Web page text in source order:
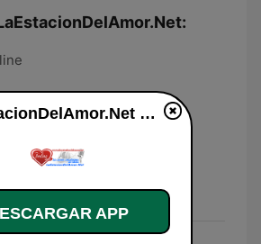
LaEstacionDelAmor.Net en vivo
APP